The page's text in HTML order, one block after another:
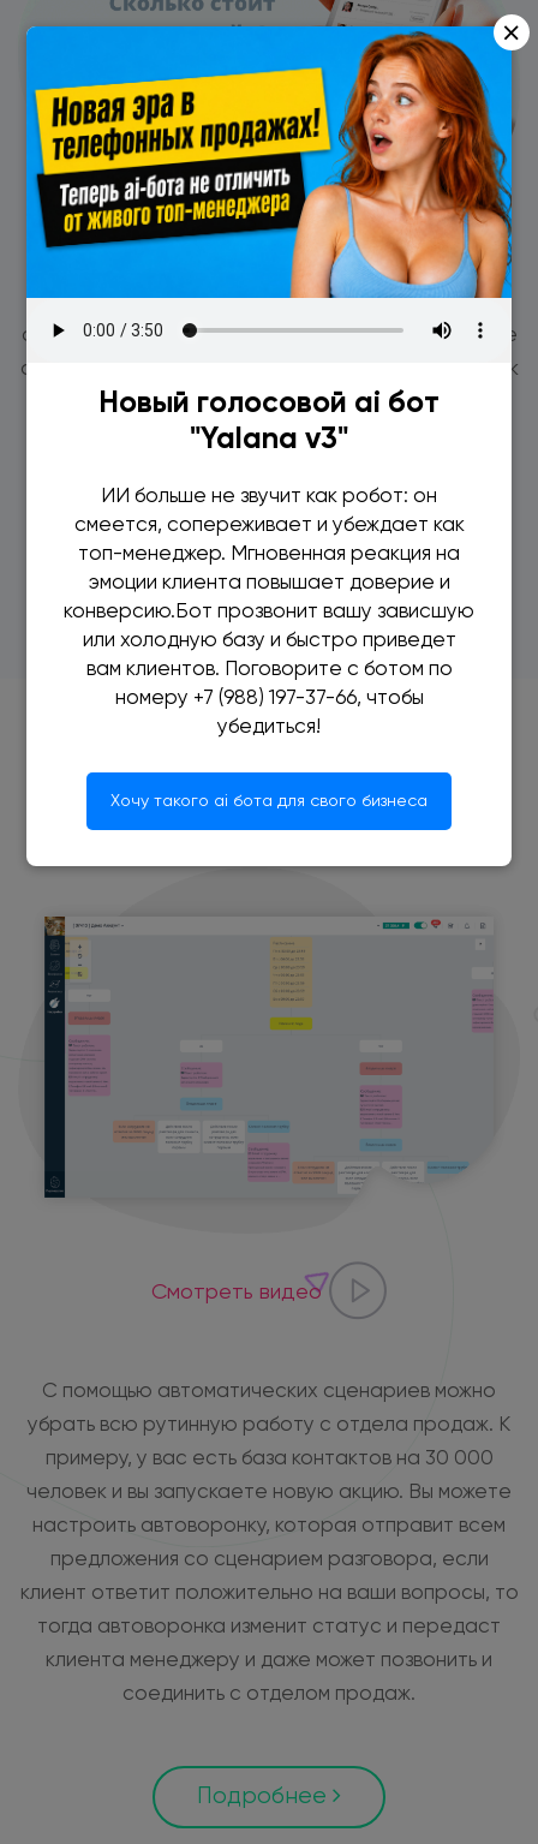
LPTracker позволяет настроить для входящих
обращений с telegtam, whatsapp автоматические
ответы на повторяющиеся вопросы, например: как
проехать, время работы, сколько стоит, чем
отличается продукт и т.д.
Подробнее
5. Дожимать до оплаты
Смотреть видео
С помощью автоматических сценариев можно
убрать всю рутинную работу с отдела продаж. К
примеру, у вас есть база контактов на 30 000
человек и вы запускаете новую акцию. Вы можете
настроить автоворонку, которая отправит всем
предложения со сценарием разговора, если
клиент ответит положительно на ваши вопросы, то
тогда автоворонка изменит статус и передаст
клиента менеджеру и даже может позвонить и
соединить с отделом продаж.
Подробнее
×
Новый голосовой ai бот
"Yalana v3"
ИИ больше не звучит как робот: он
смеется, сопереживает и убеждает как
топ-менеджер. Мгновенная реакция на
эмоции клиента повышает доверие и
конверсию.Бот прозвонит вашу зависшую
или холодную базу и быстро приведет
вам клиентов. Поговорите с ботом по
номеру +7 (988) 197-37-66, чтобы
убедиться!
Хочу такого ai бота для свого бизнеса